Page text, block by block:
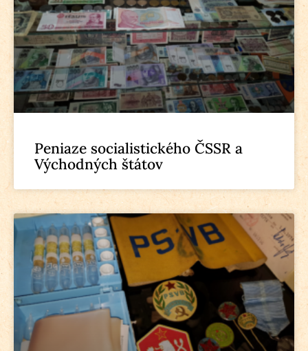
Peniaze socialistického ČSSR a
Východných štátov